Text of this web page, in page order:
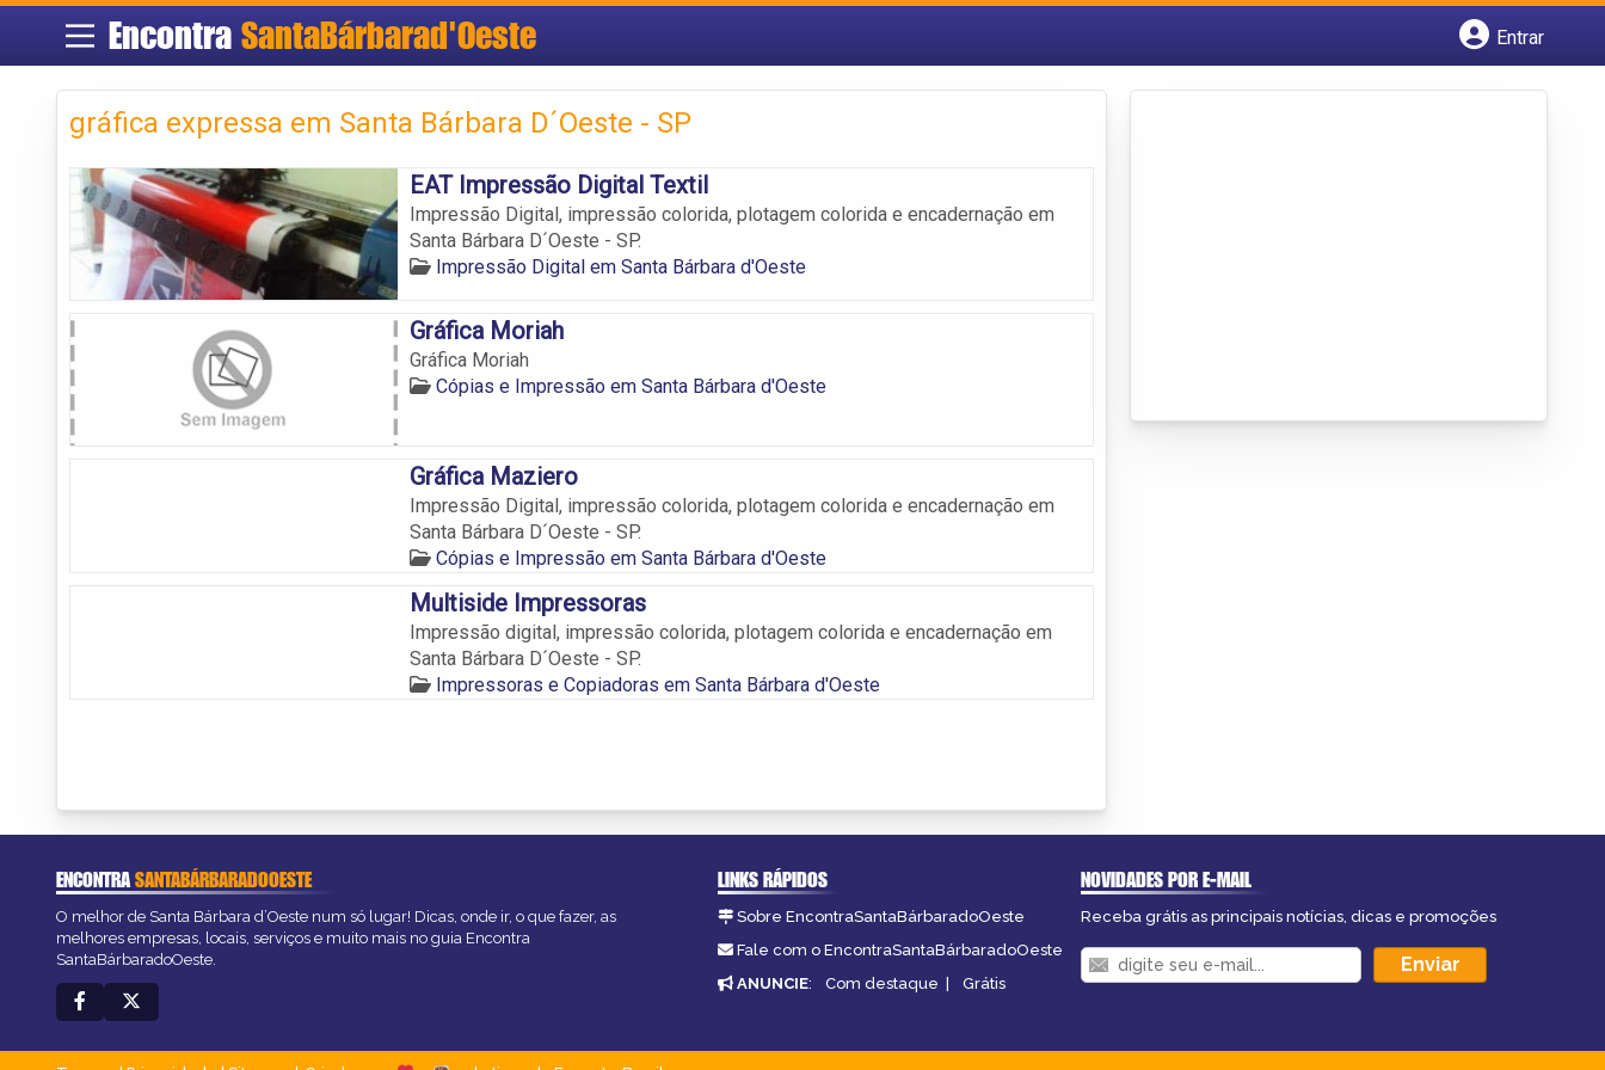
Encontra SantaBárbarad'Oeste
Entrar
gráfica expressa em Santa Bárbara D´Oeste - SP
EAT Impressão Digital Textil
Impressão Digital, impressão colorida, plotagem colorida e encadernação em
Santa Bárbara D´Oeste - SP.
Impressão Digital em Santa Bárbara d'Oeste
Gráfica Moriah
Gráfica Moriah
Cópias e Impressão em Santa Bárbara d'Oeste
Gráfica Maziero
Impressão Digital, impressão colorida, plotagem colorida e encadernação em
Santa Bárbara D´Oeste - SP.
Cópias e Impressão em Santa Bárbara d'Oeste
Multiside Impressoras
Impressão digital, impressão colorida, plotagem colorida e encadernação em
Santa Bárbara D´Oeste - SP.
Impressoras e Copiadoras em Santa Bárbara d'Oeste
ENCONTRASANTABÁRBARADOOESTE
O melhor de Santa Bárbara d’Oeste num só lugar! Dicas, onde ir, o que fazer, as
melhores empresas, locais, serviços e muito mais no guia Encontra
SantaBárbaradoOeste.
LINKS RÁPIDOS
Sobre EncontraSantaBárbaradoOeste
Fale com o EncontraSantaBárbaradoOeste
ANUNCIE: Com destaque | Grátis
NOVIDADES POR E-MAIL
Receba grátis as principais notícias, dicas e promoções